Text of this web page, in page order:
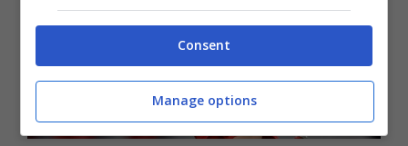
Consent
Manage options